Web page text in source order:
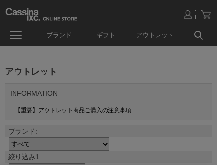
ブランド ギフト アウトレット
アウトレット
INFORMATION
【重要】アウトレット商品ご購入の注意事項